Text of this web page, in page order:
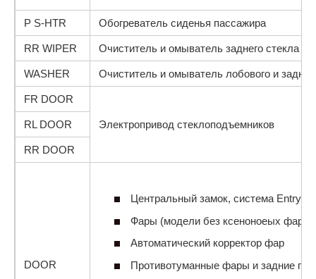
Р S-HTR Обогреватель сиденья пассажира
RR WIPER Очиститель и омыватель заднего стекла
WASHER Очиститель и омыватель лобового и
FR DOOR
Электропривод стеклоподъемников
RL DOOR
RR DOOR
DOOR
Центральный замок, система
Фары (модели без ксеноноеых фар)
Автоматический корректор фар
Противотуманные фары и задние